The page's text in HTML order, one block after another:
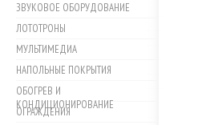
ЗВУКОВОЕ ОБОРУДОВАНИЕ
ЛОТОТРОНЫ
МУЛЬТИМЕДИА
НАПОЛЬНЫЕ ПОКРЫТИЯ
ОБОГРЕВ И
КОНДИЦИОНИРОВАНИЕ
ОГРАЖДЕНИЯ